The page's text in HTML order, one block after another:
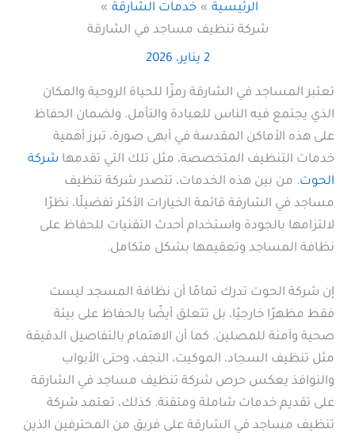
الرئيسية
خدمات الشارقة
شركة تنظيف مساجد في الشارقة
2 يناير، 2026
تعتبر المساجد في الشارقة رمزًا للحياة الروحية والمكان
الذي يجتمع فيه الناس للعبادة والتأمل. ولضمان الحفاظ
على هذه الأماكن المقدسة في أبهى صورة، تبرز أهمية
خدمات التنظيف المتخصصة، مثل تلك التي تقدمها شركة
الحوت. من بين هذه الخدمات، تتصدر شركة تنظيف
مساجد في الشارقة قائمة الخيارات الأكثر تفضيلًا، نظرًا
لالتزامها بالجودة واستخدام أحدث التقنيات للحفاظ على
نظافة المساجد وتعقيمها بشكل متكامل.
إن شركة الحوت تدرك تمامًا أن نظافة المسجد ليست
فقط مظهرًا خارجيًا، بل تتعلق أيضًا بالحفاظ على بيئة
صحية وآمنة للمصلين. كما أن الاهتمام بالتفاصيل الدقيقة
مثل تنظيف السجاد، الموكيت، النجف، وحتى الأبواب
والنوافذ يعكس حرص شركة تنظيف مساجد في الشارقة
على تقديم خدمات شاملة ومتقنة. كذلك، تعتمد شركة
تنظيف مساجد في الشارقة على فريق من المحترفين الذين